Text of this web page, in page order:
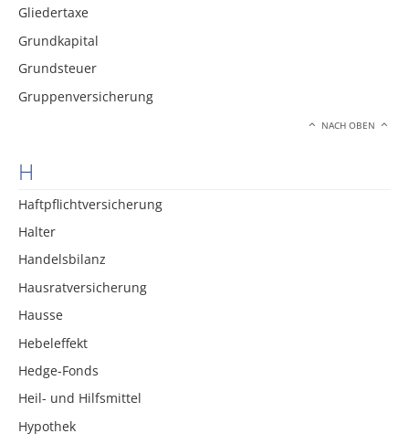
Gliedertaxe
Grundkapital
Grundsteuer
Gruppenversicherung
NACH OBEN
H
Haftpflichtversicherung
Halter
Handelsbilanz
Hausratversicherung
Hausse
Hebeleffekt
Hedge-Fonds
Heil- und Hilfsmittel
Hypothek